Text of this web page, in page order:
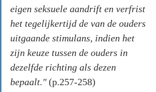
eigen seksuele aandrift en verfrist
het tegelijkertijd de van de ouders
uitgaande stimulans, indien het
zijn keuze tussen de ouders in
dezelfde richting als dezen
bepaalt." (p.257-258)